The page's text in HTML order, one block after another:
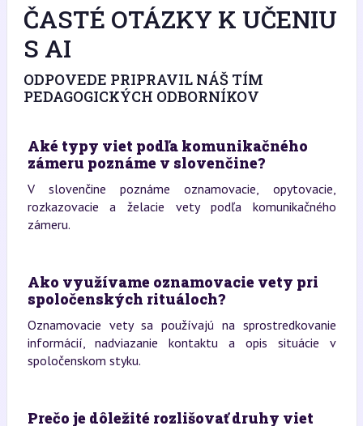
ČASTÉ OTÁZKY K UČENIU
S AI
ODPOVEDE PRIPRAVIL NÁŠ TÍM
PEDAGOGICKÝCH ODBORNÍKOV
Aké typy viet podľa komunikačného
zámeru poznáme v slovenčine?
V slovenčine poznáme oznamovacie, opytovacie,
rozkazovacie a želacie vety podľa komunikačného
zámeru.
Ako využívame oznamovacie vety pri
spoločenských rituáloch?
Oznamovacie vety sa používajú na sprostredkovanie
informácií, nadviazanie kontaktu a opis situácie v
spoločenskom styku.
Prečo je dôležité rozlišovať druhy viet